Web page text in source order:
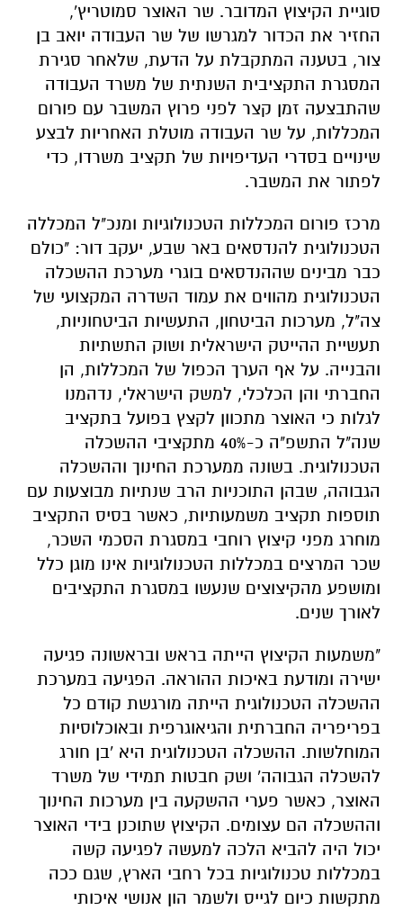
סוגיית הקיצוץ המדובר. שר האוצר סמוטריץ',
החזיר את הכדור למגרשו של שר העבודה יואב בן
צור, בטענה המתקבלת על הדעת, שלאחר סגירת
המסגרת התקציבית השנתית של משרד העבודה
שהתבצעה זמן קצר לפני פרוץ המשבר עם פורום
המכללות, על שר העבודה מוטלת האחריות לבצע
שינויים בסדרי העדיפויות של תקציב משרדו, כדי
לפתור את המשבר.
מרכז פורום המכללות הטכנולוגיות ומנכ"ל המכללה
הטכנולוגית להנדסאים באר שבע, יעקב דור: "כולם
כבר מבינים שההנדסאים בוגרי מערכת ההשכלה
הטכנולוגית מהווים את עמוד השדרה המקצועי של
צה"ל, מערכות הביטחון, התעשיות הביטחוניות,
תעשיית ההייטק הישראלית ושוק התשתיות
והבנייה. על אף הערך הכפול של המכללות, הן
החברתי והן הכלכלי, למשק הישראלי, נדהמנו
לגלות כי האוצר מתכוון לקצץ בפועל בתקציב
שנה"ל התשפ"ה כ-40% מתקציבי ההשכלה
הטכנולוגית. בשונה ממערכת החינוך וההשכלה
הגבוהה, שבהן התוכניות הרב שנתיות מבוצעות עם
תוספות תקציב משמעותיות, כאשר בסיס התקציב
מוחרג מפני קיצוץ רוחבי במסגרת הסכמי השכר,
שכר המרצים במכללות הטכנולוגיות אינו מוגן כלל
ומושפע מהקיצוצים שנעשו במסגרת התקציבים
לאורך שנים.
"משמעות הקיצוץ הייתה בראש ובראשונה פגיעה
ישירה ומודעת באיכות ההוראה. הפגיעה במערכת
ההשכלה הטכנולוגית הייתה מורגשת קודם כל
בפריפריה החברתית והגיאוגרפית ובאוכלוסיות
המוחלשות. ההשכלה הטכנולוגית היא 'בן חורג
להשכלה הגבוהה' ושק חבטות תמידי של משרד
האוצר, כאשר פערי ההשקעה בין מערכות החינוך
וההשכלה הם עצומים. הקיצוץ שתוכנן בידי האוצר
יכול היה להביא הלכה למעשה לפגיעה קשה
במכללות טכנולוגיות בכל רחבי הארץ, שגם ככה
מתקשות כיום לגייס ולשמר הון אנושי איכותי